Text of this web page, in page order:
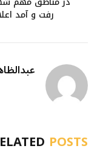
رفت‌ و آمد
POSTS